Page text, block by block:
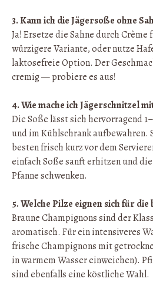
3. Kann ich die Jägersoße ohne
Ja! Ersetze die Sahne durch
würzigere Variante, oder nutze
laktosefreie Option. Der
cremig — probiere es aus!
4. Wie mache ich Jägerschnitzel
Die Soße lässt sich hervorragend
und im Kühlschrank aufbewahren.
besten frisch kurz vor dem
einfach Soße sanft erhitzen und
Pfanne schwenken.
5. Welche Pilze eignen sich für die
Braune Champignons sind der
aromatisch. Für ein intensiveres
frische Champignons mit
in warmem Wasser einweichen).
sind ebenfalls eine köstliche Wahl.